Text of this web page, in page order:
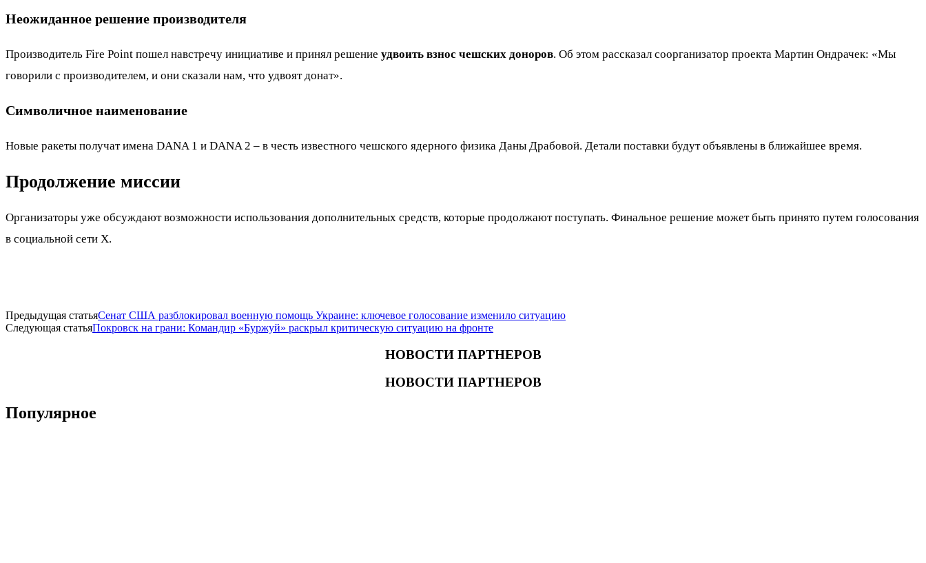
Неожиданное решение производителя
Производитель Fire Point пошел навстречу инициативе и принял решение удвоить взнос чешских доноров. Об этом рассказал соорганизатор проекта Мартин Ондрачек: «Мы
говорили с производителем, и они сказали нам, что удвоят донат».
Символичное наименование
Новые ракеты получат имена DANA 1 и DANA 2 – в честь известного чешского ядерного физика Даны Драбовой. Детали поставки будут объявлены в ближайшее время.
Продолжение миссии
Организаторы уже обсуждают возможности использования дополнительных средств, которые продолжают поступать. Финальное решение может быть принято путем голосования
в социальной сети X.
Предыдущая статьяСенат США разблокировал военную помощь Украине: ключевое голосование изменило ситуацию
Следующая статьяПокровск на грани: Командир «Буржуй» раскрыл критическую ситуацию на фронте
НОВОСТИ ПАРТНЕРОВ
НОВОСТИ ПАРТНЕРОВ
Популярное